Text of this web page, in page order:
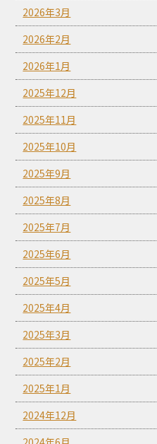
2026年3月
2026年2月
2026年1月
2025年12月
2025年11月
2025年10月
2025年9月
2025年8月
2025年7月
2025年6月
2025年5月
2025年4月
2025年3月
2025年2月
2025年1月
2024年12月